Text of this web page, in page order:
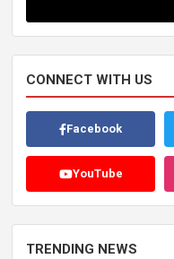
CONNECT WITH US
Facebook
YouTube
TRENDING NEWS